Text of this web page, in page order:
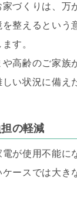
づくりは、万
整えるという
す。
高齢のご家族
い状況に備え
の軽減
が使用不能に
ースでは大き